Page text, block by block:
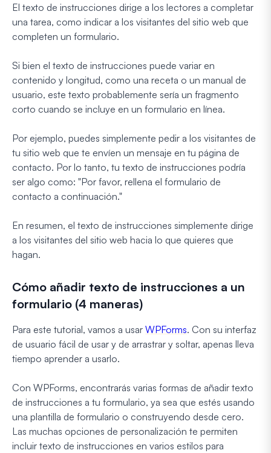
El texto de instrucciones dirige a los lectores a completar
una tarea, como indicar a los visitantes del sitio web que
completen un formulario.
Si bien el texto de instrucciones puede variar en
contenido y longitud, como una receta o un manual de
usuario, este texto probablemente sería un fragmento
corto cuando se incluye en un formulario en línea.
Por ejemplo, puedes simplemente pedir a los visitantes de
tu sitio web que te envíen un mensaje en tu página de
contacto. Por lo tanto, tu texto de instrucciones podría
ser algo como: "Por favor, rellena el formulario de
contacto a continuación."
En resumen, el texto de instrucciones simplemente dirige
a los visitantes del sitio web hacia lo que quieres que
hagan.
Cómo añadir texto de instrucciones a un
formulario (4 maneras)
Para este tutorial, vamos a usar WPForms. Con su interfaz
de usuario fácil de usar y de arrastrar y soltar, apenas lleva
tiempo aprender a usarlo.
Con WPForms, encontrarás varias formas de añadir texto
de instrucciones a tu formulario, ya sea que estés usando
una plantilla de formulario o construyendo desde cero.
Las muchas opciones de personalización te permiten
incluir texto de instrucciones en varios estilos para